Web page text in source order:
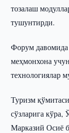
тозалаш
тушунтирди.
Форум давомида
меҳмонхона
технологиялар
Туризм
сўзларига кўра,
Марказий Осиё